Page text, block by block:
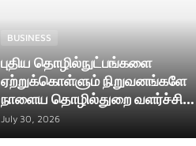
BUSINESS
புதிய தொழில்நுட்பங்களை
ஏற்றுக்கொள்ளும் நிறுவனங்களே
நாளைய தொழில்துறை வளர்ச்சியை
வழிநடத்தும் ; அமைச்சர் பி. மதன்
ராஜா
July 30, 2026